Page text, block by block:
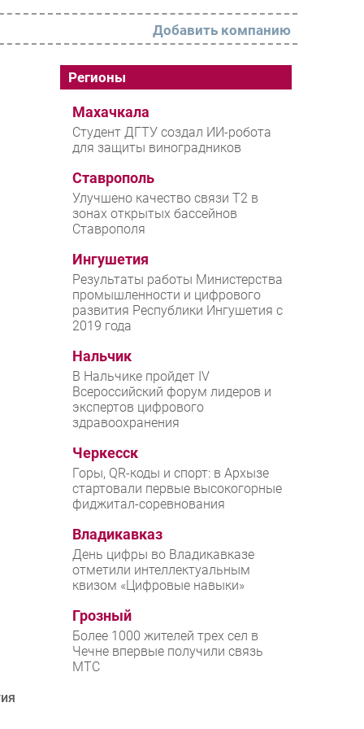
РАЗДЕЛЫ
Новости
Аналитика
Мероприятия
Проекты
IT класс
Тестовый стенд
Каталог компаний
Добавить компанию
Регионы
Махачкала
Студент ДГТУ создал ИИ-робота
для защиты виноградников
Ставрополь
Улучшено качество связи T2 в
зонах открытых бассейнов
Ставрополя
Ингушетия
Результаты работы Министерства
промышленности и цифрового
развития Республики Ингушетия с
2019 года
Нальчик
В Нальчике пройдет IV
Всероссийский форум лидеров и
экспертов цифрового
здравоохранения
Черкесск
Горы, QR-коды и спорт: в Архызе
стартовали первые высокогорные
фиджитал-соревнования
Владикавказ
День цифры во Владикавказе
отметили интеллектуальным
квизом «Цифровые навыки»
Грозный
Более 1000 жителей трех сел в
Чечне впервые получили связь
МТС